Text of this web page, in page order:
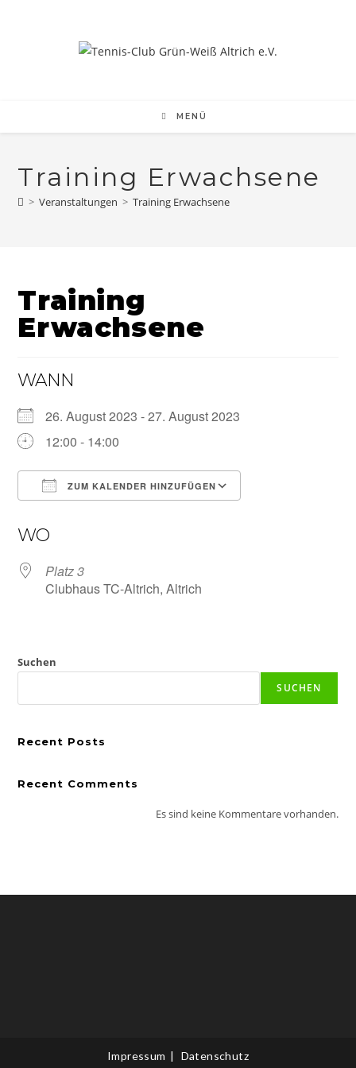
MENÜ
Training Erwachsene
> Veranstaltungen > Training Erwachsene
Training
Erwachsene
WANN
26. August 2023 - 27. August 2023
12:00 - 14:00
ZUM KALENDER HINZUFÜGEN
WO
Platz 3
Clubhaus TC-Altrich, Altrich
Suchen
SUCHEN
Recent Posts
Recent Comments
Es sind keine Kommentare vorhanden.
Impressum Datenschutz